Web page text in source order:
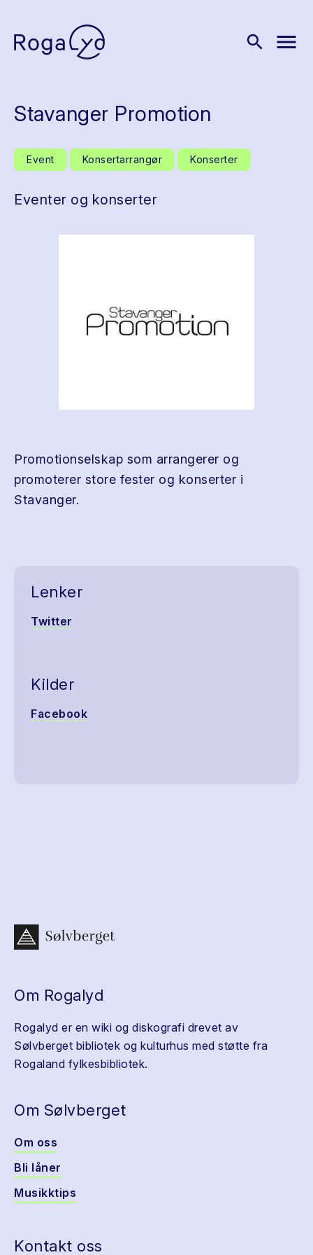
search menu
Stavanger Promotion
Event Konsertarrangør Konserter
Eventer og konserter
Promotionselskap som arrangerer og
promoterer store fester og konserter i
Stavanger.
Lenker
Twitter
Kilder
Facebook
Om Rogalyd
Rogalyd er en wiki og diskografi drevet av
Sølvberget bibliotek og kulturhus med støtte fra
Rogaland fylkesbibliotek.
Om Sølvberget
Om oss
Bli låner
Musikktips
Kontakt oss